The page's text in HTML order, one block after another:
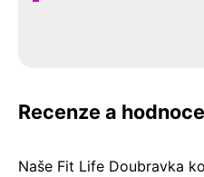
Recenze a
Naše Fit Life Doubravka